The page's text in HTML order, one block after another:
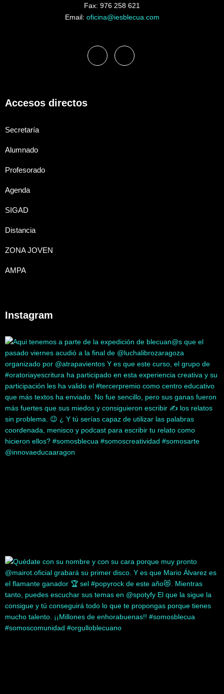
Fax: 976 258 621
Email: oficina@iesblecua.com
Accesos directos
Secretaría
Alumnado
Profesorado
Agenda
SIGAD
Distancia
ZONA JOVEN
AMPA
Instagram